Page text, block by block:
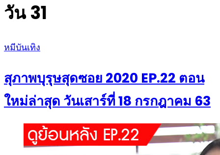
วัน 31
Posted
หมีบันเทิง
สุภาพบุรุษสุดซอย 2020 EP.22 ตอน
ใหม่ล่าสุด วันเสาร์ที่ 18 กรกฎาคม 63